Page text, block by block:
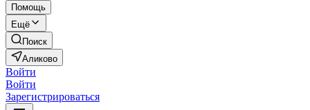
Помощь
Ещё
Поиск
Аликово
Войти
Войти
Зарегистрироваться